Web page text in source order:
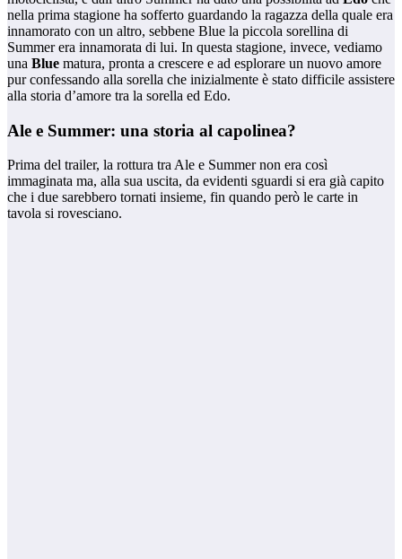
nella prima stagione ha sofferto guardando la ragazza della quale era
innamorato con un altro, sebbene Blue la piccola sorellina di
Summer era innamorata di lui. In questa stagione, invece, vediamo
una Blue matura, pronta a crescere e ad esplorare un nuovo amore
pur confessando alla sorella che inizialmente è stato difficile assistere
alla storia d’amore tra la sorella ed Edo.
Ale e Summer: una storia al capolinea?
Prima del trailer, la rottura tra Ale e Summer non era così
immaginata ma, alla sua uscita, da evidenti sguardi si era già capito
che i due sarebbero tornati insieme, fin quando però le carte in
tavola si rovesciano.